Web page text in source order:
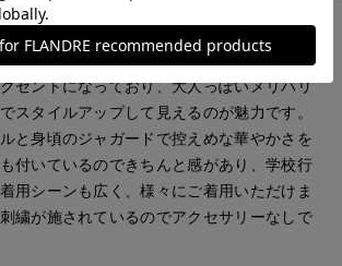
ちんとした見栄えが叶うニットドレス。ウ
セントになっており、大人っぽいメリハリ
スタイルアップして見えるのが魅力です。
と身頃のジャガードで控えめな華やかさを
付いているのできちんと感があり、学校行
用シーンも広く、様々にご着用いただけま
繍が施されているのでアクセサリーなしで